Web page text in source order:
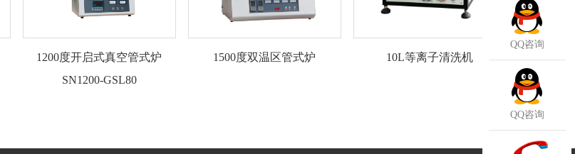
1200度开启式真空管式炉
SN1200-GSL80
1500度双温区管式炉 10L等离子清洗机
QQ咨询
QQ咨询